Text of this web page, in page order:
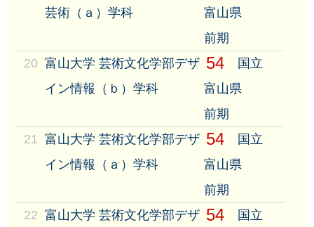
芸術（ａ）学科
富山県
前期
20 富山大学 芸術文化学部デザ
イン情報（ｂ）学科
54
国立
富山県
前期
21
富山大学 芸術文化学部デザ
イン情報（ａ）学科
54
国立
富山県
前期
22 富山大学 芸術文化学部デザ 54
国立